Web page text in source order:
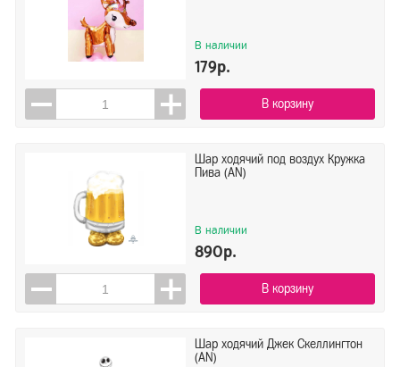
Anagram
Anagram
Falali
Показать всё ▼
В наличии
179р.
В корзину
Шар ходячий под воздух Кружка
Пива (AN)
В наличии
890р.
В корзину
Шар ходячий Джек Скеллингтон
(AN)